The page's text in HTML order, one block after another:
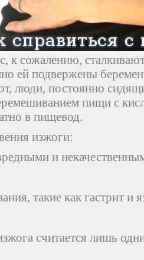
к сожалению,
ей подвержены
люди, постоянно
пищи с
в пищевод.
изжоги:
и
такие как гастрит и
считается лишь